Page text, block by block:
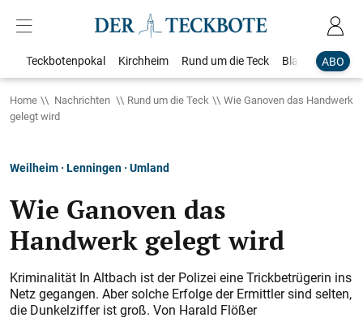
ABO
Teckbotenpokal Kirchheim Rund um die Teck Blaulicht
Home Nachrichten Rund um die Teck
Wie Ganoven das Handwerk
gelegt wird
Weilheim · Lenningen · Umland
Wie Ganoven das
Handwerk gelegt wird
Kriminalität In Altbach ist der Polizei eine Trickbetrügerin ins
Netz gegangen. Aber solche Erfolge der Ermittler sind selten,
die Dunkelziffer ist groß. Von Harald Flößer